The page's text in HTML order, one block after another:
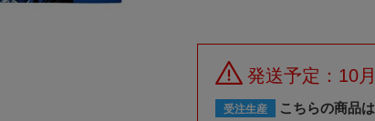
発送予定：10
受注生産 こちらの商品